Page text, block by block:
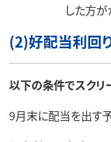
した方が
(2)好配当利回
以下の条件でスクリ
9月末に配当を出す